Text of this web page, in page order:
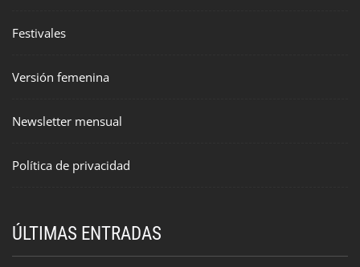
Festivales
Versión femenina
Newsletter mensual
Política de privacidad
ÚLTIMAS ENTRADAS